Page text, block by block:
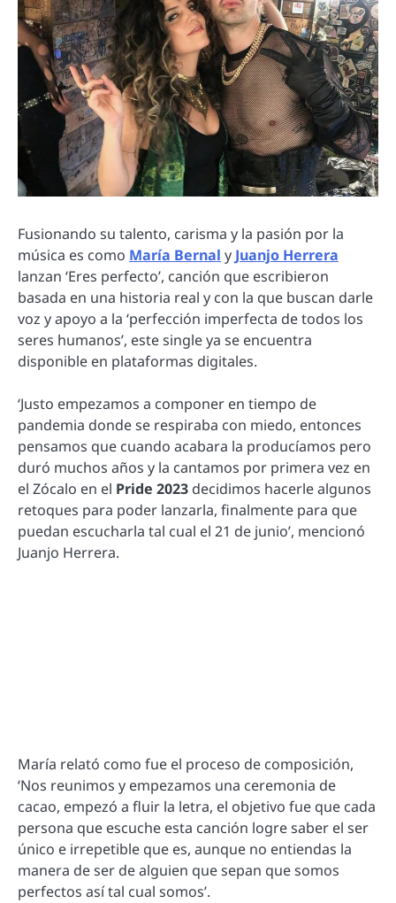
Fusionando su talento, carisma y la pasión por la
música es como María Bernal y Juanjo Herrera
lanzan ‘Eres perfecto’, canción que escribieron
basada en una historia real y con la que buscan darle
voz y apoyo a la ‘perfección imperfecta de todos los
seres humanos’, este single ya se encuentra
disponible en plataformas digitales.
‘Justo empezamos a componer en tiempo de
pandemia donde se respiraba con miedo, entonces
pensamos que cuando acabara la producíamos pero
duró muchos años y la cantamos por primera vez en
el Zócalo en el Pride 2023 decidimos hacerle algunos
retoques para poder lanzarla, finalmente para que
puedan escucharla tal cual el 21 de junio’, mencionó
Juanjo Herrera.
María relató como fue el proceso de composición,
‘Nos reunimos y empezamos una ceremonia de
cacao, empezó a fluir la letra, el objetivo fue que cada
persona que escuche esta canción logre saber el ser
único e irrepetible que es, aunque no entiendas la
manera de ser de alguien que sepan que somos
perfectos así tal cual somos’.